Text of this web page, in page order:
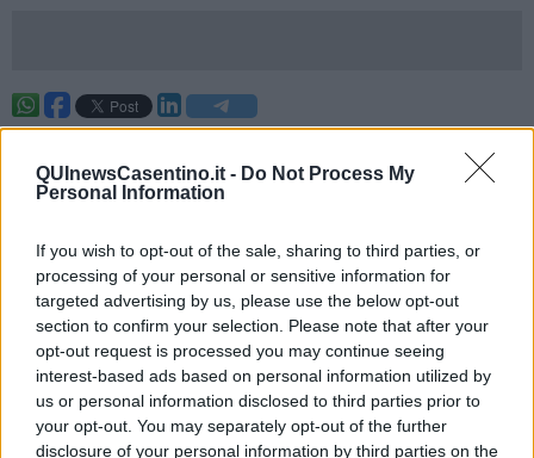
QUInewsCasentino.it - Do Not Process My
Personal Information
If you wish to opt-out of the sale, sharing to third parties, or
processing of your personal or sensitive information for
targeted advertising by us, please use the below opt-out
section to confirm your selection. Please note that after your
opt-out request is processed you may continue seeing
interest-based ads based on personal information utilized by
us or personal information disclosed to third parties prior to
your opt-out. You may separately opt-out of the further
disclosure of your personal information by third parties on the
Ecco le opportunità proposte dai Centri Impiego di Arezzo e
provincia per la settimana 13 del 2026 (dal 29 March 2026 al 04
April 2026), lavori a tempo indeterminato e determinato ed
Questa settimana:
I lavori più richiesti
Agenti di Pubblicità25
Camerieri di Ristorante20
Guardie Private di Sicurezza 15
Commessi Delle Vendite al Minuto13